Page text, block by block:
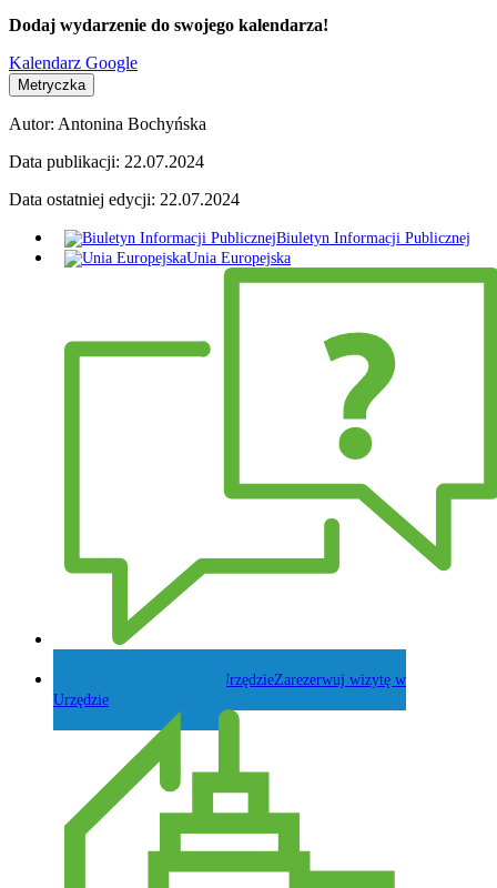
Dodaj wydarzenie do swojego kalendarza!
Kalendarz Google
Metryczka
Autor: Antonina Bochyńska
Data publikacji: 22.07.2024
Data ostatniej edycji: 22.07.2024
Biuletyn Informacji Publicznej
Unia Europejska
Zarezerwuj wizytę w
Urzędzie